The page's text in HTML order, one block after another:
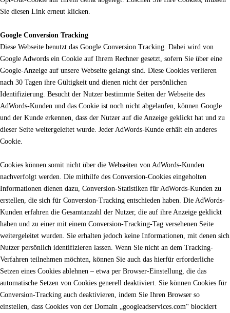
Sie diesen Link erneut klicken.
Google Conversion Tracking
Diese Webseite benutzt das Google Conversion Tracking. Dabei wird von
Google Adwords ein Cookie auf Ihrem Rechner gesetzt, sofern Sie über eine
Google-Anzeige auf unsere Webseite gelangt sind. Diese Cookies verlieren
nach 30 Tagen ihre Gültigkeit und dienen nicht der persönlichen
Identifizierung. Besucht der Nutzer bestimmte Seiten der Webseite des
AdWords-Kunden und das Cookie ist noch nicht abgelaufen, können Google
und der Kunde erkennen, dass der Nutzer auf die Anzeige geklickt hat und zu
dieser Seite weitergeleitet wurde. Jeder AdWords-Kunde erhält ein anderes
Cookie.
Cookies können somit nicht über die Webseiten von AdWords-Kunden
nachverfolgt werden. Die mithilfe des Conversion-Cookies eingeholten
Informationen dienen dazu, Conversion-Statistiken für AdWords-Kunden zu
erstellen, die sich für Conversion-Tracking entschieden haben. Die AdWords-
Kunden erfahren die Gesamtanzahl der Nutzer, die auf ihre Anzeige geklickt
haben und zu einer mit einem Conversion-Tracking-Tag versehenen Seite
weitergeleitet wurden. Sie erhalten jedoch keine Informationen, mit denen sich
Nutzer persönlich identifizieren lassen. Wenn Sie nicht an dem Tracking-
Verfahren teilnehmen möchten, können Sie auch das hierfür erforderliche
Setzen eines Cookies ablehnen – etwa per Browser-Einstellung, die das
automatische Setzen von Cookies generell deaktiviert. Sie können Cookies für
Conversion-Tracking auch deaktivieren, indem Sie Ihren Browser so
einstellen, dass Cookies von der Domain „googleadservices.com“ blockiert